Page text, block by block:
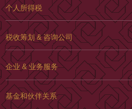
个人所得税
税收筹划 & 咨询公司
企业 & 业务服务
基金和伙伴关系